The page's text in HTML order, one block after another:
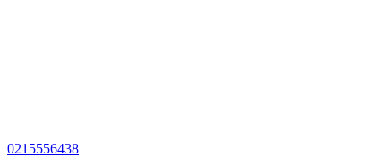
0215556438